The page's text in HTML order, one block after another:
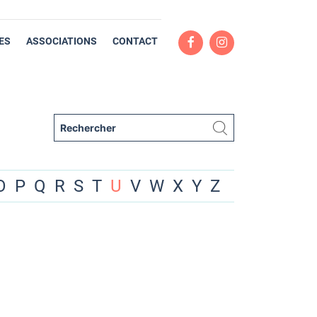
ASSOCIATIONS CONTACT
P Q R S T U V W X Y Z